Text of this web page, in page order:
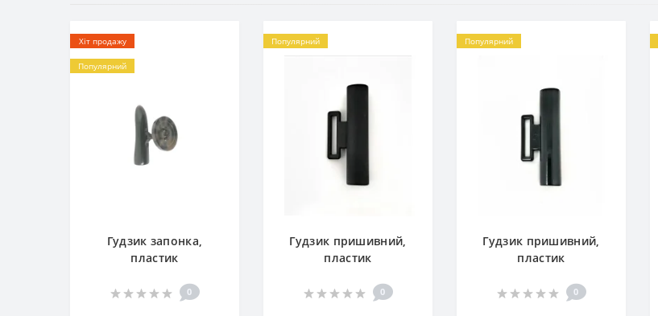
Хіт продажу
Популярний
Гудзик запонка,
пластик
0
Популярний
Гудзик пришивний,
пластик
0
Популярний
Гудзик пришивний,
пластик
0